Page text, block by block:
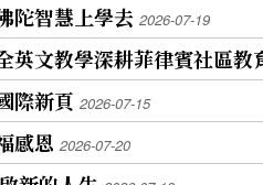
陀智慧上學去 2026-07-19
文教學深耕菲律賓社區教
際新頁 2026-07-15
感恩 2026-07-20